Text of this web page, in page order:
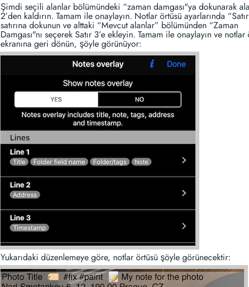
Şimdi seçili alanlar bölümündeki “zaman damgası"ya dokunarak
2’den kaldırın. Tamam ile onaylayın. Notlar örtüsü ayarlarında
satırına dokunun ve alttaki “Mevcut alanlar” bölümünden “Zaman
Damgası"nı seçerek Satır 3’e ekleyin. Tamam ile onaylayın ve notlar
ekranına geri dönün, şöyle görünüyor:
Yukarıdaki düzenlemeye göre, notlar örtüsü şöyle görünecektir: